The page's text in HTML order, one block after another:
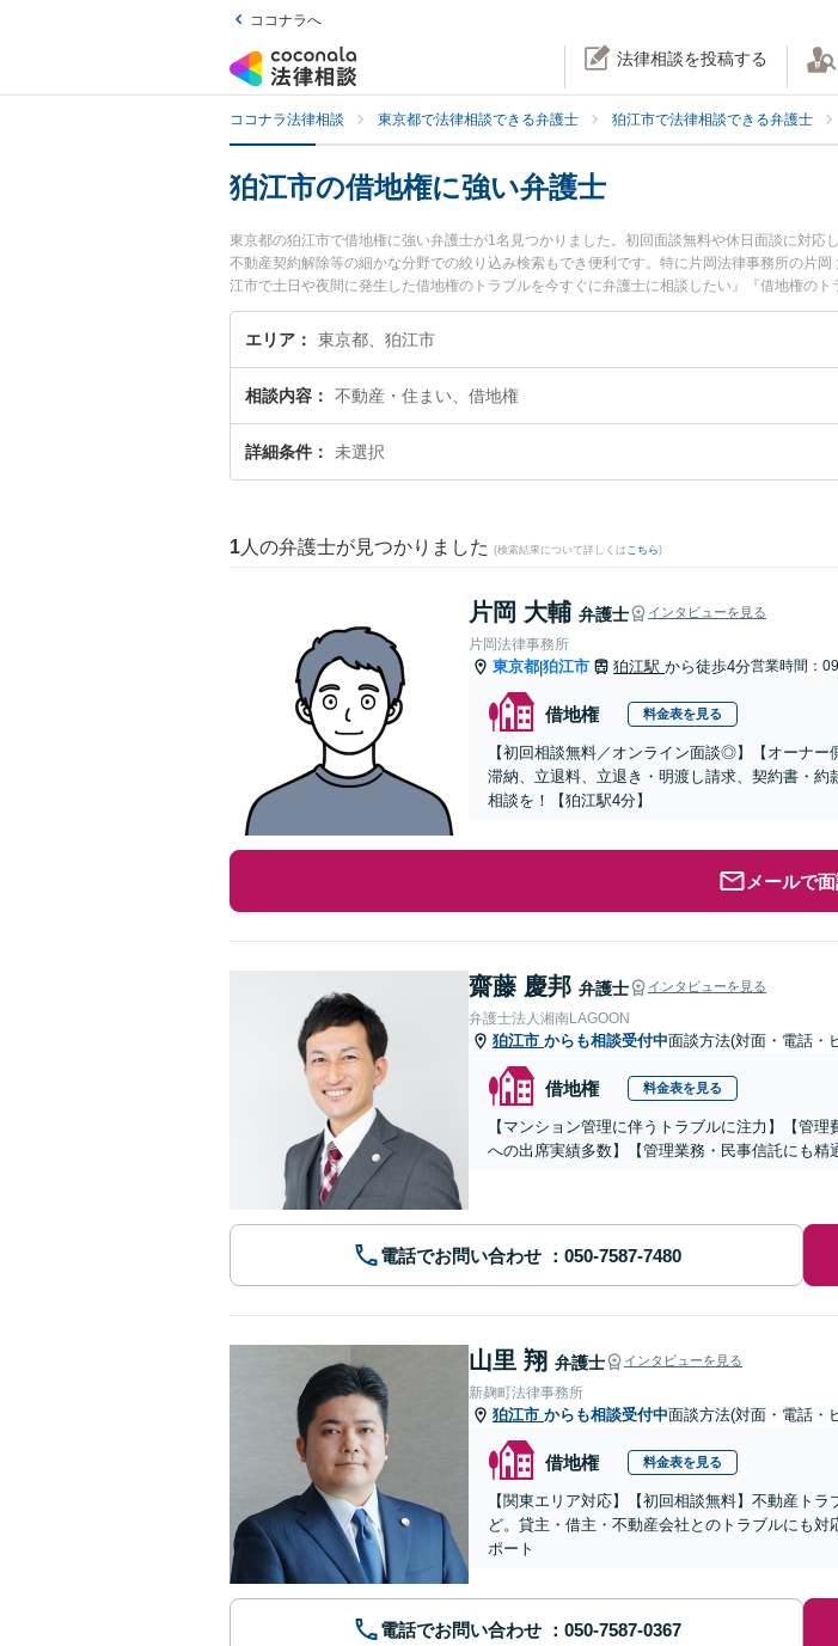
ココナラへ
法律相談を投稿する
ココナラ法律相談 東京都で法律相談できる弁護士 狛江市で法律相談できる弁護士
狛江市の借地権に強い弁護士
東京都の狛江市で借地権に強い弁護士が1名見つかりました。初回面談無料や休日面談に対応
不動産契約解除等の細かな分野での絞り込み検索もでき便利です。特に片岡法律事務所の片
江市で土日や夜間に発生した借地権のトラブルを今すぐに弁護士に相談したい』『借地権の
相談できる狛江市内の弁護士に相談予約したい』などでお困りの相談者さんにおすすめです。
エリア 東京都、狛江市
相談内容 不動産・住まい、借地権
詳細条件 未選択
1 人の弁護士が見つかりました (検索結果について詳しくは こちら)
片岡 大輔 弁護士 インタビューを見る
片岡法律事務所
東京都|狛江市 狛江駅 から徒歩4分営業時間：
借地権 料金表を見る
【初回相談無料／オンライン面談◎】【オーナ
滞納、立退料、立退き・明渡し請求、契約書・
相談を！【狛江駅4分】
メールで
齋藤 慶邦 弁護士 インタビューを見る
弁護士法人湘南LAGOON
狛江市 からも相談受付中面談方法(対面・電話・
借地権 料金表を見る
【マンション管理に伴うトラブルに注力】【管
への出席実績多数】【管理業務・民事信託にも精
電話でお問い合わせ
山里 翔 弁護士 インタビューを見る
新麹町法律事務所
狛江市 からも相談受付中面談方法(対面・電話・
借地権 料金表を見る
【関東エリア対応】【初回相談無料】不動産ト
ど。貸主・借主・不動産会社とのトラブルにも
ポート
電話でお問い合わせ